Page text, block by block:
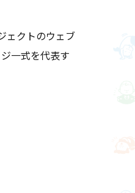
ェクトのウェブ
一式を代表す